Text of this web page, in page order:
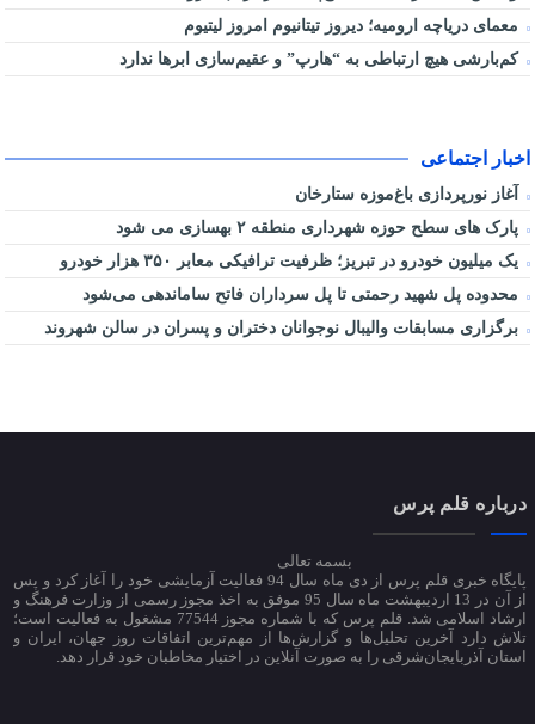
معمای دریاچه ارومیه؛ دیروز تیتانیوم امروز لیتیوم
کم‌بارشی هیچ ارتباطی به “هارپ” و عقیم‌سازی ابرها ندارد
اخبار اجتماعی
آغاز نورپردازی باغ‌موزه ستارخان
پارک های سطح حوزه شهرداری منطقه ۲ بهسازی می شود
یک میلیون خودرو در تبریز؛ ظرفیت ترافیکی معابر ۳۵۰ هزار خودرو
محدوده پل شهید رحمتی تا پل سرداران فاتح ساماندهی می‌شود
برگزاری مسابقات والیبال نوجوانان دختران و پسران در سالن شهروند
درباره قلم پرس
بسمه تعالی
پایگاه خبری قلم پرس از دی ماه سال 94 فعالیت آزمایشی خود را آغاز کرد و پس
از آن در 13 اردیبهشت ماه سال 95 موفق به اخذ مجوز رسمی از وزارت فرهنگ و
ارشاد اسلامی شد. قلم پرس که با شماره مجوز 77544 مشغول به فعالیت است؛
تلاش دارد آخرین تحلیل‌ها و گزارش‌ها از مهم‌ترین اتفاقات روز جهان، ایران و
استان آذربایجان‌شرقی را به صورت آنلاین در اختیار مخاطبان خود قرار دهد.